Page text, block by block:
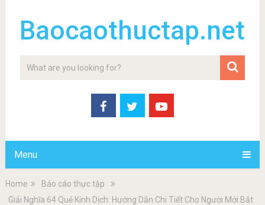
Baocaothuctap.net
Menu
Home
Báo cáo thực tập
Giải Nghĩa 64 Quẻ Kinh Dịch: Hướng Dẫn Chi Tiết Cho Người Mới Bắt